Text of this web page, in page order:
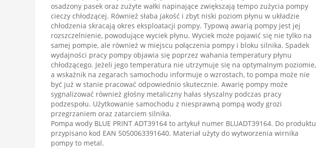
osadzony pasek oraz zużyte wałki napinające zwiększają tempo zużycia pompy
cieczy chłodzącej. Również słaba jakość i zbyt niski poziom płynu w układzie
chłodzenia skracają okres eksploatacji pompy. Typową awarią pompy jest jej
rozszczelnienie, powodujące wyciek płynu. Wyciek może pojawić się nie tylko na
samej pompie, ale również w miejscu połączenia pompy i bloku silnika. Spadek
wydajności pracy pompy objawia się poprzez wahania temperatury płynu
chłodzącego. Jeżeli jego temperatura nie utrzymuje się na optymalnym poziomie,
a wskaźnik na zegarach samochodu informuje o wzrostach, to pompa może nie
być już w stanie pracować odpowiednio skutecznie. Awarię pompy może
sygnalizować również głośny metaliczny hałas słyszalny podczas pracy
podzespołu. Użytkowanie samochodu z niesprawną pompą wody grozi
przegrzaniem oraz zatarciem silnika.
Pompa wody BLUE PRINT ADT39164 to artykuł numer BLUADT39164. Do produktu
przypisano kod EAN 5050063391640. Materiał użyty do wytworzenia wirnika
pompy to metal.